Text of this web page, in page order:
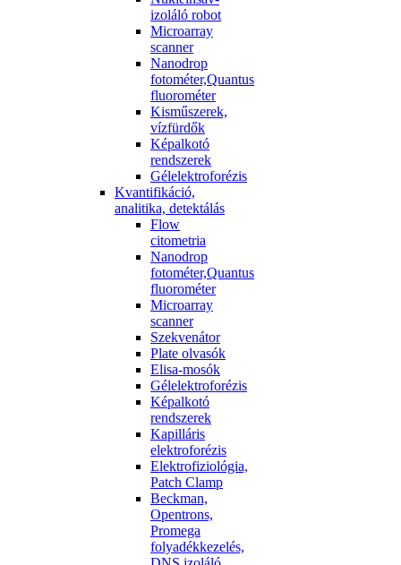
izoláló robot
Microarray
scanner
Nanodrop
fotométer,Quantus
fluorométer
Kisműszerek,
vízfürdők
Képalkotó
rendszerek
Gélelektroforézis
Kvantifikáció,
analitika, detektálás
Flow
citometria
Nanodrop
fotométer,Quantus
fluorométer
Microarray
scanner
Szekvenátor
Plate olvasók
Elisa-mosók
Gélelektroforézis
Képalkotó
rendszerek
Kapilláris
elektroforézis
Elektrofiziológia,
Patch Clamp
Beckman,
Opentrons,
Promega
folyadékkezelés,